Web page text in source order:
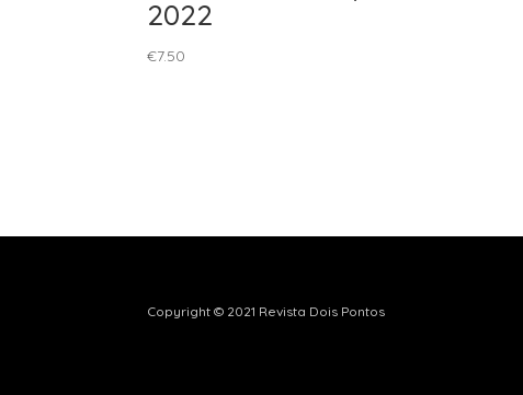
2022
€7.50
Copyright © 2021 Revista Dois Pontos